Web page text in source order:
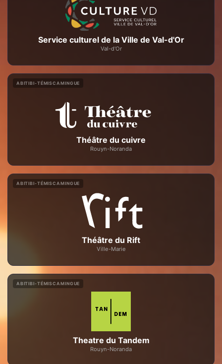
Service culturel de la Ville de Val-d'Or
Val-d'Or
ABITIBI-TÉMISCAMINGUE
Théâtre du cuivre
Rouyn-Noranda
ABITIBI-TÉMISCAMINGUE
Théâtre du Rift
Ville-Marie
ABITIBI-TÉMISCAMINGUE
Theatre du Tandem
Rouyn-Noranda